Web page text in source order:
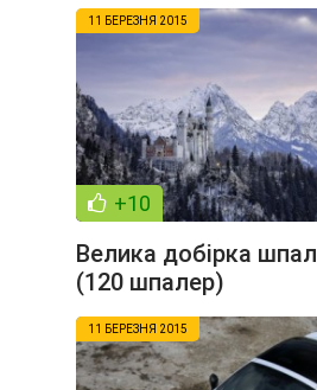
11 БЕРЕЗНЯ 2015
+10
Велика добірка
(120 шпалер)
11 БЕРЕЗНЯ 2015